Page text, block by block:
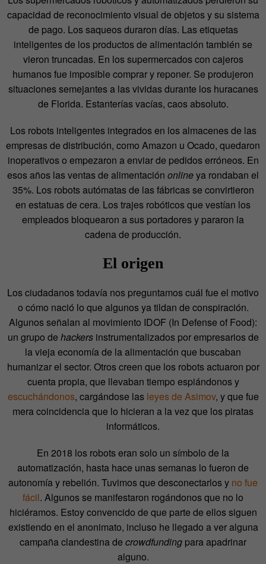
capacidad de reconocimiento visual de objetos y su sistema
de pago. Los saqueos duraron días. Las etiquetas
inteligentes de los productos de alimentación también se
vieron truncadas. En los supermercados con cajeros
humanos fue imposible comprar y reponer. Se produjeron
situaciones semejantes a las vividas durante los huracanes
de Florida. Estanterías vacías, caos absoluto.
Los robots inteligentes integrados en los almacenes de las
empresas de distribución, como Amazon u Ocado, quedaron
inoperativos o empezaron a enviar de pedidos erróneos. En
esos años las ventas de alimentación onlineya rondaban el
35%. Los robots autómatas de las fábricas se convirtieron
en estatuas de cera. Los trajes robóticos que vestían los
empleados bloquearon a sus portadores y pararon la
cadena de producción.
El origen
Los ciudadanos todavía nos preguntamos cuál fue el motivo
o cómo nació lo que algunos ya tildan de conspiración.
Algunos señalan al movimiento IDOF (In Defense of Food):
un grupo de hackersinstrumentalizados por empresarios de
la vieja economía de la alimentación que buscaban
humanizar el sector. Otros creen que los robots actuaron por
cuenta propia, que llevaban tiempo espiándonos y
escuchándonos, cargándose las leyes de Asimov, y que fue
mera coincidencia que lo hicieran a la vez que los piratas
informáticos.
En 2018 los robots eran solo un símbolo de la
automatización, hasta hace unas semanas lo fueron de
autonomía y rebelión. Tuvimos que desconectarlos y no fue
fácil. Algunos se manifestaron rogándonos que no lo
hiciéramos. Estoy convencido de que parte de ellos siguen
existiendo en el anonimato, incluso he llegado a ver alguna
campaña clandestina de crowdfunding para apadrinar
alguno.